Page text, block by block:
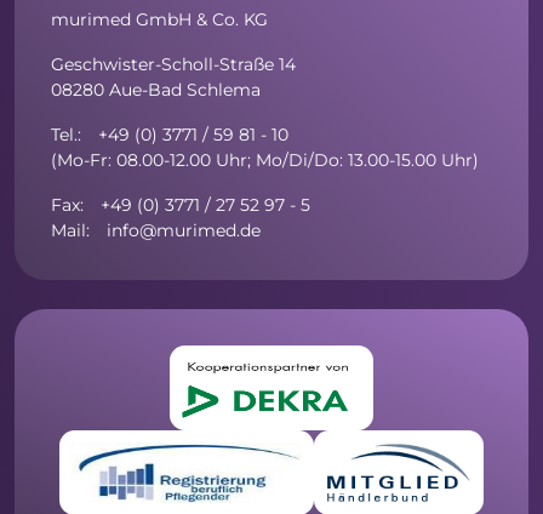
murimed GmbH & Co. KG
Geschwister-Scholl-Straße 14
08280 Aue-Bad Schlema
Tel.: +49 (0) 3771 / 59 81 - 10
(Mo-Fr: 08.00-12.00 Uhr; Mo/Di/Do: 13.00-15.00 Uhr)
Fax: +49 (0) 3771 / 27 52 97 - 5
Mail: info@murimed.de